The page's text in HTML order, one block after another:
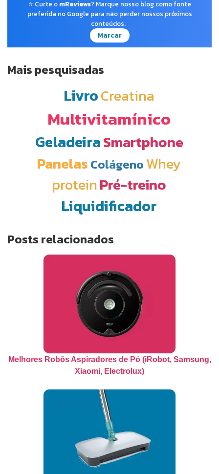
⭐ Curte o mReviews? Marque nosso blog como fonte
preferida no Google para não perder nossos próximos
conteúdos.
Marcar
Mais pesquisadas
LivroCreatina
Multivitamínico
GeladeiraSmartphone
Panelas Colágeno Whey
proteinPré-treino
Liquidificador
Posts relacionados
Melhores Robôs Aspiradores de Pó (iRobot, Samsung,
Xiaomi, Electrolux)